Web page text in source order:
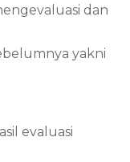
dan
yakni
evaluasi